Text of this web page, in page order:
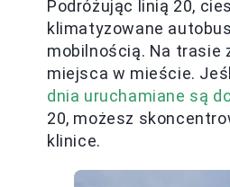
Podróżując linią 20,
klimatyzowane
mobilnością. Na trasie
miejsca w mieście.
dnia uruchamiane są
20, możesz
klinice.